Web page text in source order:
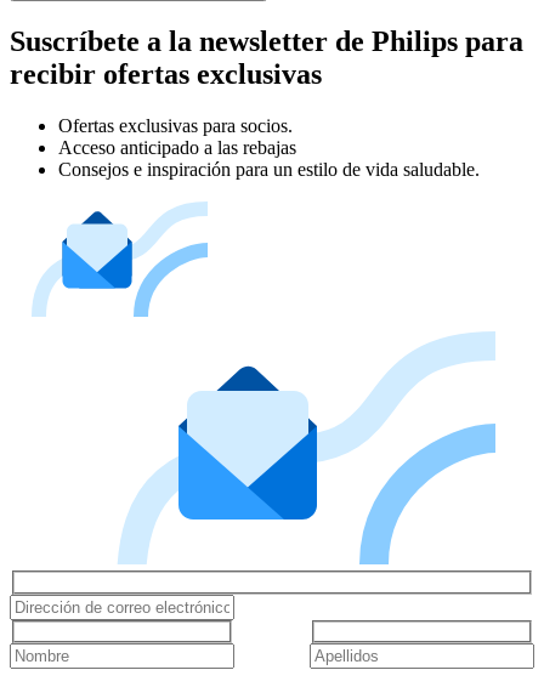
Suscríbete a la newsletter de Philips para
recibir ofertas exclusivas
Ofertas exclusivas para socios.
Acceso anticipado a las rebajas
Consejos e inspiración para un estilo de vida saludable.